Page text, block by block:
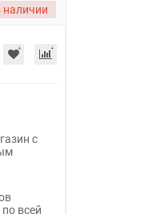
наличии
с
всей